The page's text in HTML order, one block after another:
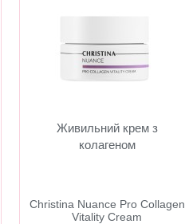
Живильний крем з
колагеном
Christina Nuance Pro Collagen
Vitality Cream